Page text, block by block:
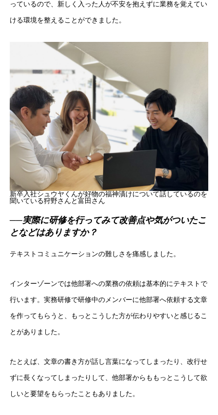
新卒採用
キャリア採用
求人情報
っているので、新しく入った人が不安を抱えずに業務を覚えてい
ける環境を整えることができました。
新卒入社シュウヤくんが好物の福神漬けについて話しているのを
聞いている狩野さんと富田さん
──実際に研修を行ってみて改善点や気がついたこ
となどはありますか？
テキストコミュニケーションの難しさを痛感しました。
インターゾーンでは他部署への業務の依頼は基本的にテキストで
行います。実務研修で研修中のメンバーに他部署へ依頼する文章
を作ってもらうと、もっとこうした方が伝わりやすいと感じるこ
とがありました。
たとえば、文章の書き方が話し言葉になってしまったり、改行せ
ずに長くなってしまったりして、他部署からももっとこうして欲
しいと要望をもらったこともありました。